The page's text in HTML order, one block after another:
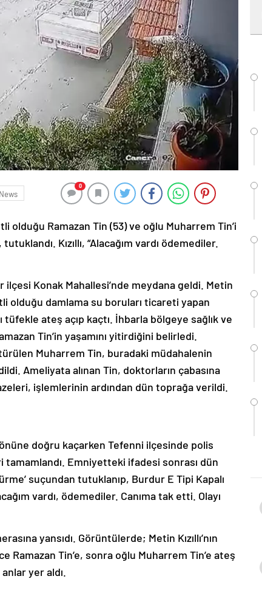
News
0
olduğu Ramazan Tin (53) ve oğlu Muharrem Tin’i
Kızıllı, “Alacağım vardı ödemediler.
ilçesi Konak Mahallesi’nde meydana geldi. Metin
olduğu damlama su boruları ticareti yapan
tüfekle ateş açıp kaçtı. İhbarla bölgeye sağlık ve
Tin’in yaşamını yitirdiğini belirledi.
Muharrem Tin, buradaki müdahalenin
Ameliyata alınan Tin, doktorların çabasına
işlemlerinin ardından dün toprağa verildi.
doğru kaçarken Tefenni ilçesinde polis
tamamlandı. Emniyetteki ifadesi sonrası dün
suçundan tutuklanıp, Burdur E Tipi Kapalı
vardı, ödemediler. Canıma tak etti. Olayı
yansıdı. Görüntülerde; Metin Kızıllı’nın
Tin’e, sonra oğlu Muharrem Tin’e ateş
yer aldı.